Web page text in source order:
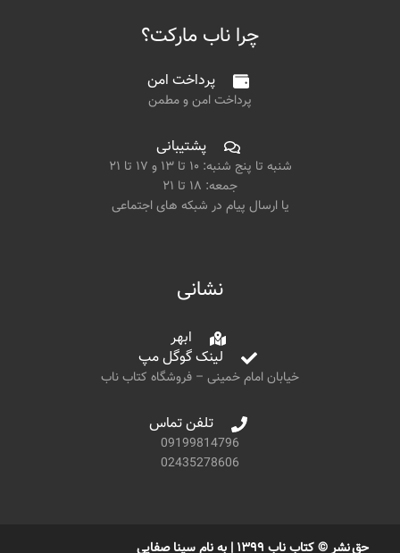
چرا ناب مارکت؟
پرداخت امن
پرداخت امن و مطمن
پشتیبانی
شنبه تا پنج شنبه: ۱۰ تا ۱۳ و ۱۷ تا ۲۱
جمعه: ۱۸ تا ۲۱
یا ارسال پیام در شبکه های اجتماعی
نشانی
ابهر
لینک گوگل مپ
خیابان امام خمینی – فروشگاه کتاب ناب
تلفن تماس
09199814796
02435278606
حق نشر © کتاب ناب ۱۳۹۹ | به نام سینا صفایی